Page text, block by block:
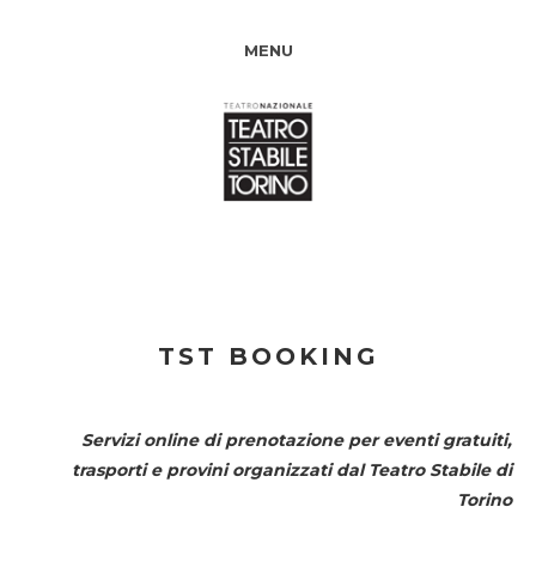
MENU
TST BOOKING
Servizi online di prenotazione per eventi gratuiti,
trasporti e provini organizzati dal Teatro Stabile di
Torino